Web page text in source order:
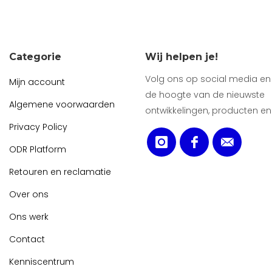
Categorie
Mijn account
Algemene voorwaarden
Privacy Policy
ODR Platform
Retouren en reclamatie
Over ons
Ons werk
Contact
Kenniscentrum
Wij helpen je!
Volg ons op social media
de hoogte van de nieuwste
ontwikkelingen, producten